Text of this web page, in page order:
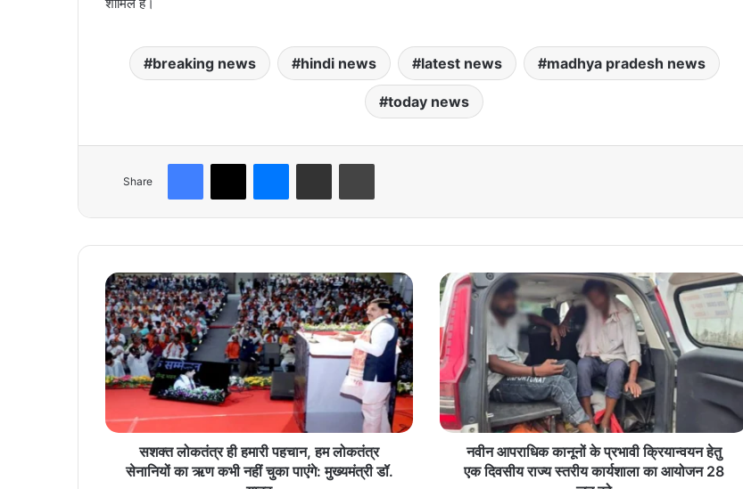
breaking news hindi news latest news madhya pradesh news
today news
Share
स
श
क्त
लो
क
तं
त्र
ह
सशक्त लोकतंत्र ही हमारी पहचान, हम लोकतंत्र
सेनानियों का ऋण कभी नहीं चुका पाएंगे: मुख्यमंत्री डॉ.
न
वी
न
आ
प
रा
धि
क
का
नवीन आपराधिक कानूनों के प्रभावी क्रियान्वयन हेतु
एक दिवसीय राज्य स्तरीय कार्यशाला का आयोजन 28